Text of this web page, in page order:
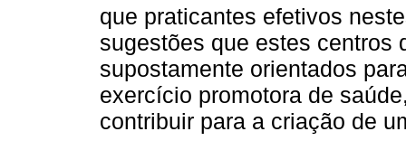
que praticantes efetivos
sugestões que estes centros
supostamente orientados
exercício promotora de
contribuir para a criação de